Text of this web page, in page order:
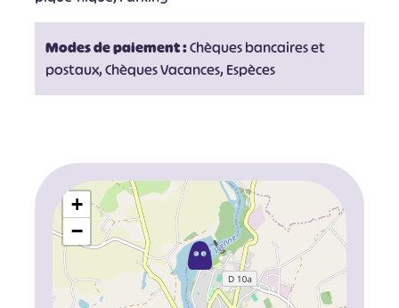
Modes de paiement :Chèques bancaires et
postaux, Chèques Vacances, Espèces
+
−